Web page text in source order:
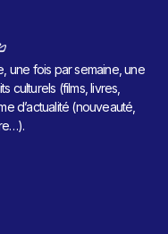
une fois par semaine, une
culturels (films, livres,
d’actualité (nouveauté,